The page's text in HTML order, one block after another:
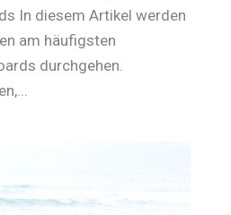
In diesem Artikel werden
am häufigsten
durchgehen.